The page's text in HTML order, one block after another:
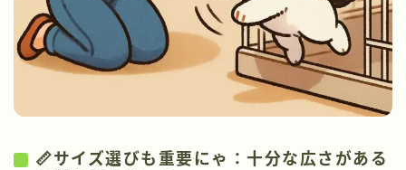
📏サイズ選びも重要にゃ：十分な広さがある